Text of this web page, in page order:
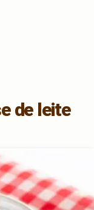
de leite